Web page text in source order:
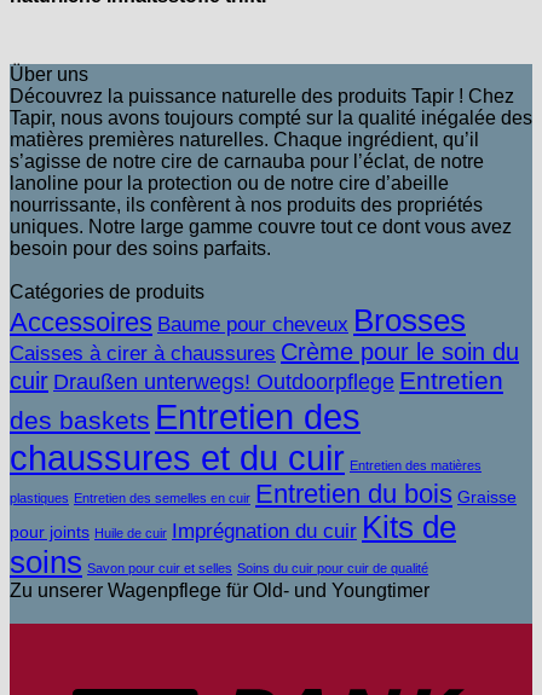
Über uns
Découvrez la puissance naturelle des produits Tapir ! Chez
Tapir, nous avons toujours compté sur la qualité inégalée des
matières premières naturelles. Chaque ingrédient, qu’il
s’agisse de notre cire de carnauba pour l’éclat, de notre
lanoline pour la protection ou de notre cire d’abeille
nourrissante, ils confèrent à nos produits des propriétés
uniques. Notre large gamme couvre tout ce dont vous avez
besoin pour des soins parfaits.
Catégories de produits
Accessoires Baume pour cheveux Brosses
Caisses à cirer à chaussures Crème pour le soin du
cuir Draußen unterwegs! Outdoorpflege Entretien
des baskets Entretien des
chaussures et du cuir Entretien des matières
plastiques Entretien des semelles en cuir Entretien du bois Graisse
pour joints Huile de cuir Imprégnation du cuir Kits de
soins Savon pour cuir et selles Soins du cuir pour cuir de qualité
Zu unserer Wagenpflege für Old- und Youngtimer